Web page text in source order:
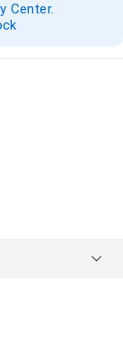
Center.